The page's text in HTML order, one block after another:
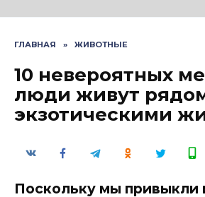
ГЛАВНАЯ » ЖИВОТНЫЕ
10 невероятных
люди живут
экзотическими
Поскольку мы привыкли